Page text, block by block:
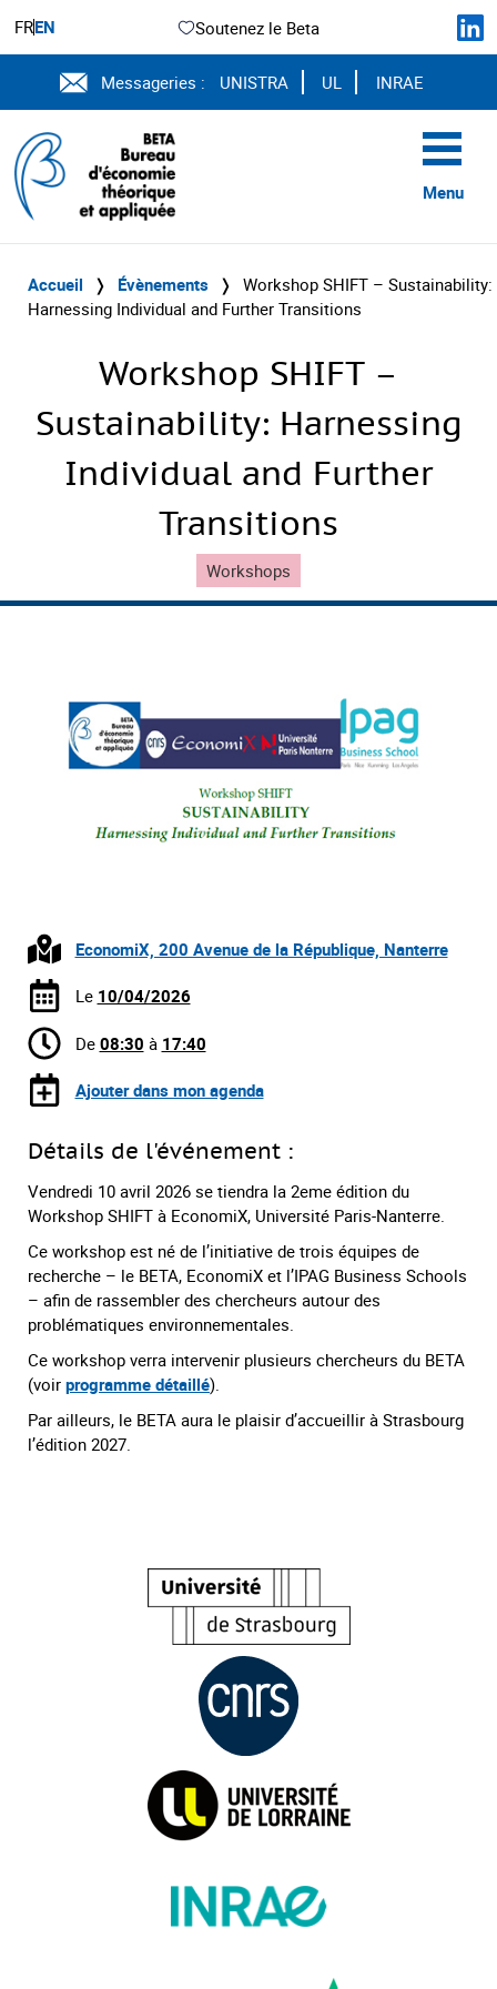
FREN Soutenez le Beta
Messageries : UNISTRA UL INRAE
Menu
Accueil ❭ Évènements ❭ Workshop SHIFT – Sustainability:
Harnessing Individual and Further Transitions
Workshop SHIFT –
Sustainability: Harnessing
Individual and Further
Transitions
Workshops
EconomiX, 200 Avenue de la République, Nanterre
Le 10/04/2026
De 08:30 à 17:40
Ajouter dans mon agenda
Détails de l'événement :
Vendredi 10 avril 2026 se tiendra la 2eme édition du
Workshop SHIFT à EconomiX, Université Paris-Nanterre.
Ce workshop est né de l’initiative de trois équipes de
recherche – le BETA, EconomiX et l’IPAG Business Schools
– afin de rassembler des chercheurs autour des
problématiques environnementales.
Ce workshop verra intervenir plusieurs chercheurs du BETA
(voir programme détaillé).
Par ailleurs, le BETA aura le plaisir d’accueillir à Strasbourg
l’édition 2027.